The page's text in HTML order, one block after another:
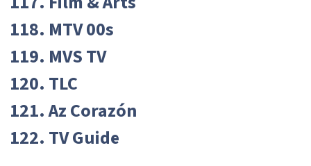
118. MTV 00s
119. MVS TV
120. TLC
121. Az Corazón
122. TV Guide